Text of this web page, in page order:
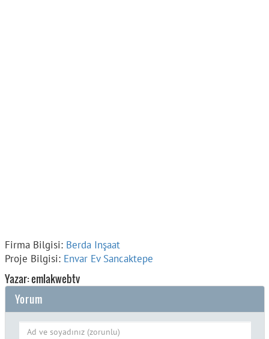
Firma Bilgisi: Berda Inşaat
Proje Bilgisi: Envar Ev Sancaktepe
Yazar: emlakwebtv
Yorum